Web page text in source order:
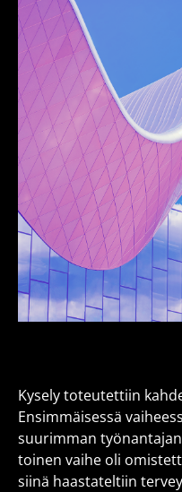
Kysely toteutettiin
Ensimmäisessä
suurimman
toinen vaihe oli
siinä haastateltiin